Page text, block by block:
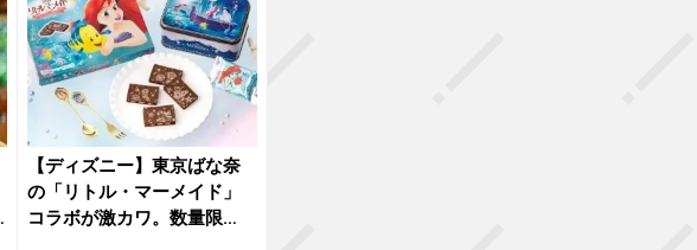
【ディズニー】東京ばな奈
の「リトル・マーメイド」
コラボが激カワ。数量限